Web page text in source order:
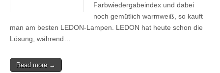
Farbwiedergabeindex und dabei
noch gemütlich warmweiß, so kauft
man am besten LEDON-Lampen. LEDON hat heute schon die
Lösung, während…
Read more →